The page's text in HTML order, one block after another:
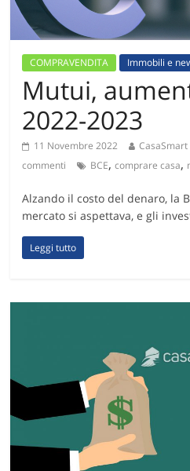
COMPRAVENDITA Immobili e
Mutui,
2022-2023
11 Novembre 2022 CasaSmart
commenti
BCE,comprare casa,
Alzando il costo del denaro, la
mercato si aspettava, e gli
Leggi tutto